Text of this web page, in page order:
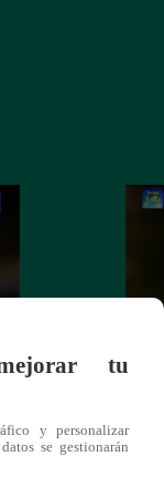
tu
y personalizar
se gestionarán